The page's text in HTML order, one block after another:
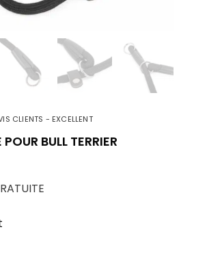
CLIENTS - EXCELLENT
BULL TERRIER